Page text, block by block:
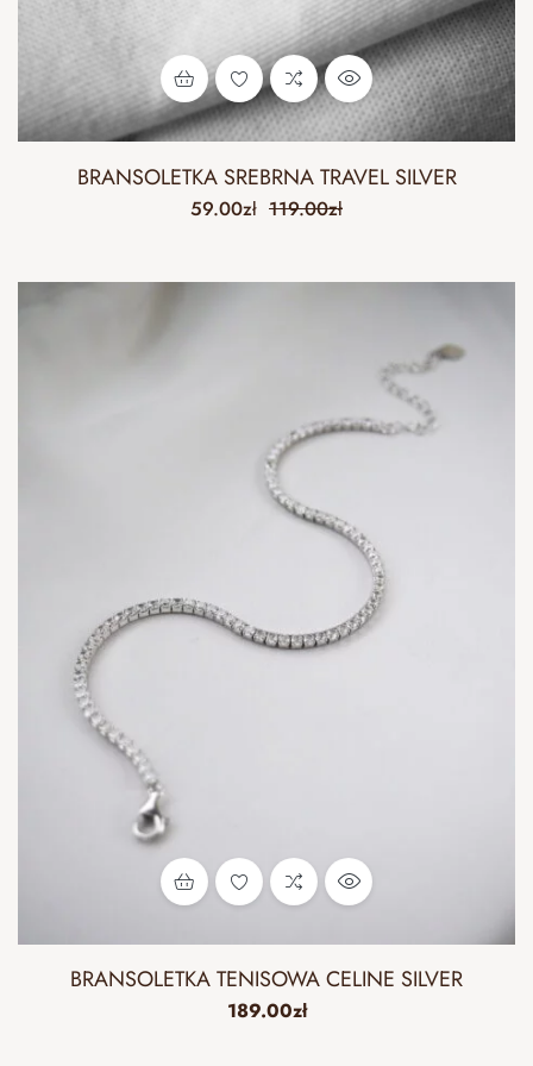
BRANSOLETKA SREBRNA TRAVEL SILVER
119.00zł
59.00zł
BRANSOLETKA TENISOWA CELINE SILVER
189.00zł